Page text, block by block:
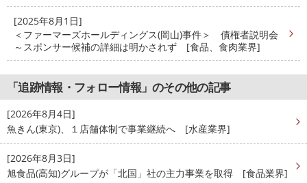
[2025年8月1日]
＜ファーマーズホールディングス(岡山)事件＞ 債権者説明会
～スポンサー候補の詳細は明かされず [食品、食肉業界]
「追跡情報・フォロー情報」のその他の記事
[2026年8月4日]
魚きん(東京)、１店舗体制で事業継続へ [水産業界]
[2026年8月3日]
旭食品(高知)グループが「北国」社の主力事業を取得 [食品業界]